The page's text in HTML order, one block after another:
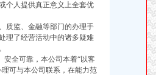
个人提供真正意义上全套优
质监、金融等部门的办理手
理了经营活动中的诸多疑难
全可靠，本公司本着“以客
可与本公司联系，在能力范